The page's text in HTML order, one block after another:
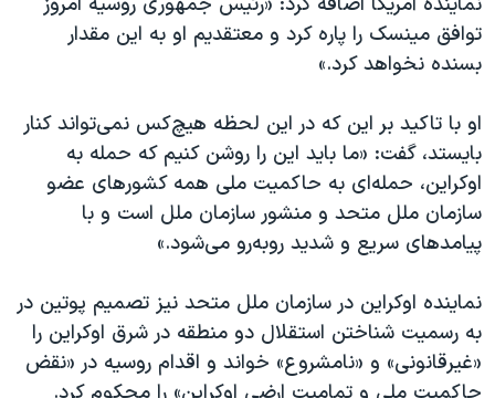
توافق مینسک را پاره کرد و معتقدیم او به این مقدار
بسنده نخواهد کرد.»
او با تاکید بر این که در این لحظه هیچ‌کس نمی‌تواند کنار
بایستد، گفت: «ما باید این را روشن کنیم که حمله به
اوکراین، حمله‌ای به حاکمیت ملی همه کشورهای عضو
سازمان ملل متحد و منشور سازمان ملل است و با
پیامدهای سریع و شدید روبه‌رو می‌شود.»
نماینده اوکراین در سازمان ملل متحد نیز تصمیم پوتین در
به رسمیت شناختن استقلال دو منطقه در شرق اوکراین را
«غیرقانونی» و «نامشروع» خواند و اقدام روسیه در «نقض